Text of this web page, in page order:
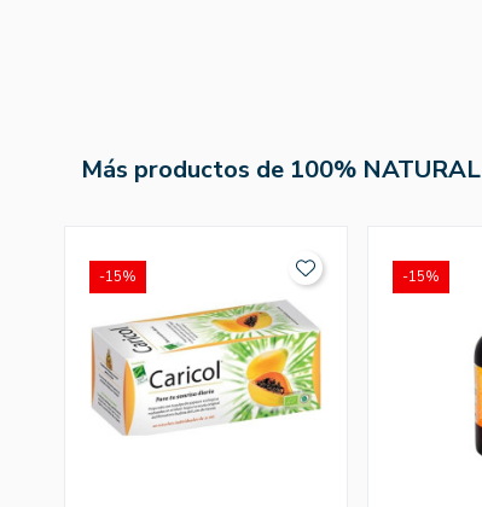
Más productos de 100% NATURAL
-15% -15%